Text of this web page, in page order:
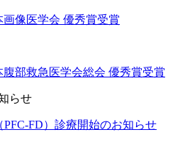
像医学会 優秀賞受賞
部救急医学会総会 優秀賞受賞
らせ
PFC-FD）診療開始のお知らせ